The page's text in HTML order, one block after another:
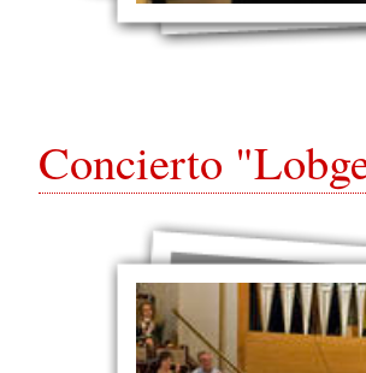
Concierto